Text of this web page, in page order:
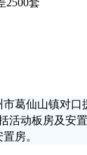
2500套
仙山镇对口援
活动板房及安
房。